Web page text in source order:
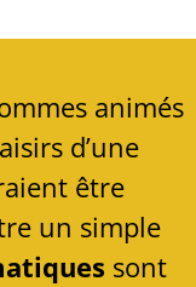
animés
d’une
être
un simple
sont